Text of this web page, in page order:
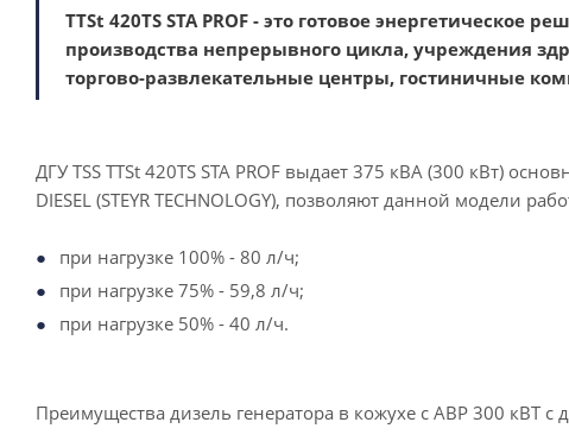
TTSt 420TS STA PROF - это готовое
производства непрерывного цикла, учреждения
торгово-развлекательные центры, гостиничные
ДГУ TSS TTSt 420TS STA PROF выдает 375 кВА (300 кВт)
DIESEL (STEYR TECHNOLOGY), позволяют данной модели
при нагрузке 100% - 80 л/ч;
при нагрузке 75% - 59,8 л/ч;
при нагрузке 50% - 40 л/ч.
Преимущества дизель генератора в кожухе c АВР 300 кВТ с